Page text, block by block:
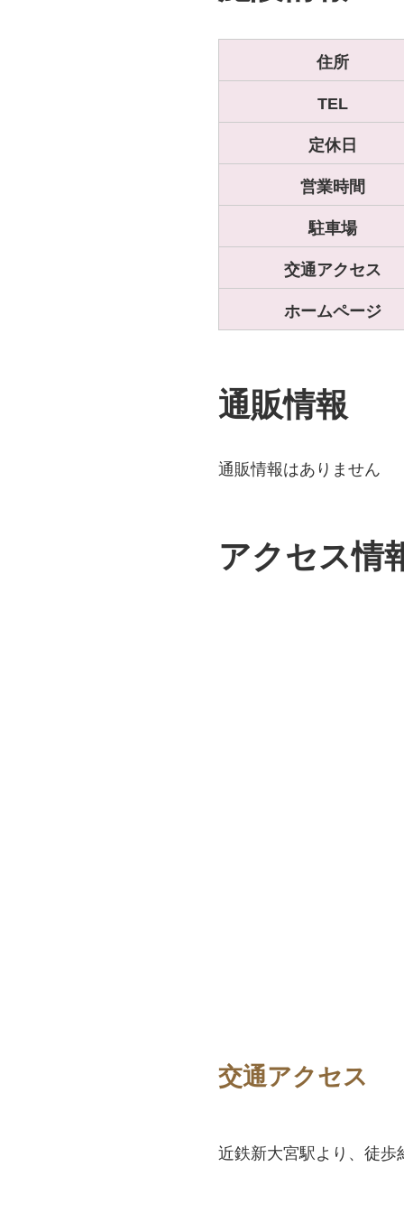
住所
TEL
定休日
営業時間
駐車場
交通アクセス
ホームページ
通販情報
通販情報はありません
アクセス情
交通アクセス
近鉄新大宮駅より、徒歩